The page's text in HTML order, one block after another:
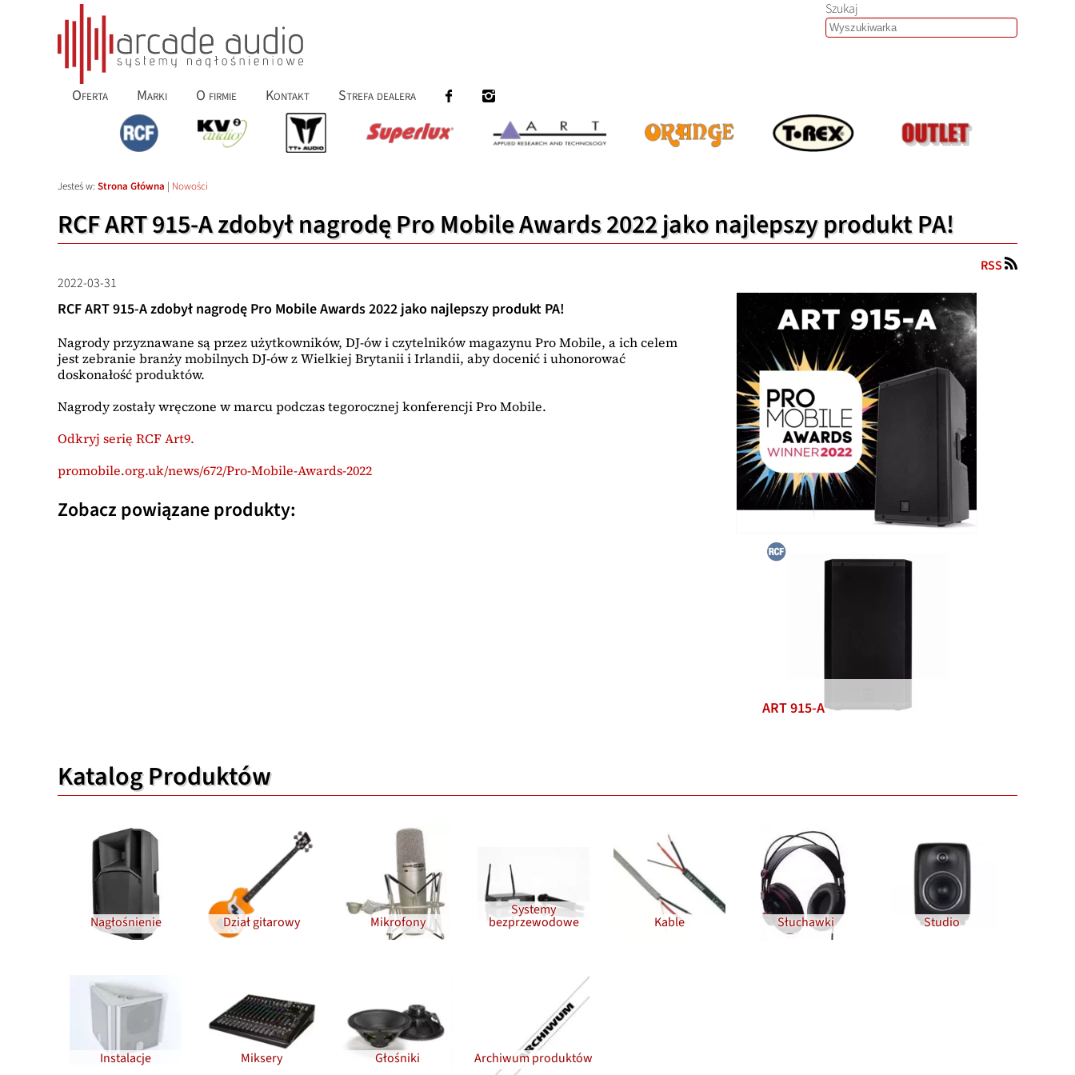
Szukaj
Oferta Marki O firmie Kontakt Strefa dealera
Jesteś w: Strona Główna | Nowości
RCF ART 915-A zdobył nagrodę Pro Mobile Awards 2022 jako najlepszy produkt PA!
RSS
2022-03-31
RCF ART 915-A zdobył nagrodę Pro Mobile Awards 2022 jako najlepszy produkt PA!
Nagrody przyznawane są przez użytkowników, DJ-ów i czytelników magazynu Pro Mobile, a ich celem
jest zebranie branży mobilnych DJ-ów z Wielkiej Brytanii i Irlandii, aby docenić i uhonorować
doskonałość produktów.
Nagrody zostały wręczone w marcu podczas tegorocznej konferencji Pro Mobile.
Odkryj serię RCF Art9.
promobile.org.uk/news/672/Pro-Mobile-Awards-2022
Zobacz powiązane produkty:
ART 915-A
Katalog Produktów
Nagłośnienie Dział gitarowy Mikrofony
Systemy
bezprzewodowe Kable Słuchawki Studio
Instalacje Miksery Głośniki Archiwum produktów